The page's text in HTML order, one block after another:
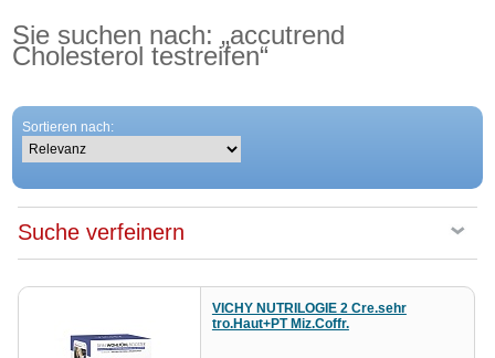
Sie suchen nach: „accutrend
Cholesterol testreifen“
Sortieren nach:
Suche verfeinern
VICHY NUTRILOGIE 2 Cre.sehr
tro.Haut+PT Miz.Coffr.